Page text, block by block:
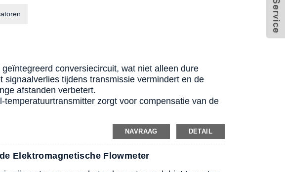
conversiecircuit, wat niet alleen dure
tijdens transmissie vermindert en de
afstanden verbetert.
zorgt voor compensatie van de
NAVRAAG DETAIL
Elektromagnetische Flowmeter